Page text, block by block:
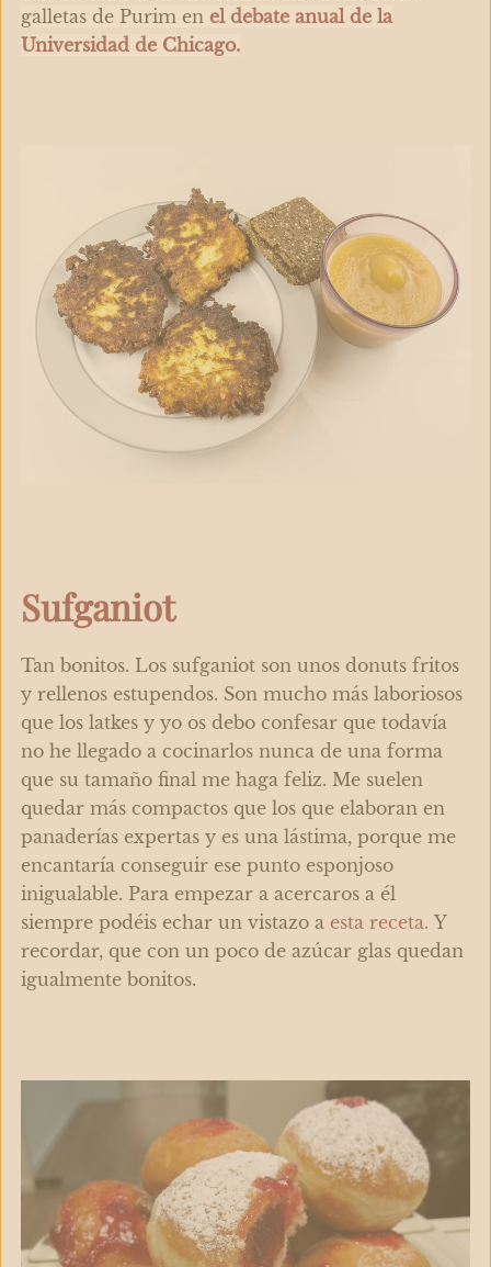
galletas de Purim en el debate anual de la
Universidad de Chicago.
Sufganiot
Tan bonitos. Los sufganiot son unos donuts fritos
y rellenos estupendos. Son mucho más laboriosos
que los latkes y yo os debo confesar que todavía
no he llegado a cocinarlos nunca de una forma
que su tamaño final me haga feliz. Me suelen
quedar más compactos que los que elaboran en
panaderías expertas y es una lástima, porque me
encantaría conseguir ese punto esponjoso
inigualable. Para empezar a acercaros a él
siempre podéis echar un vistazo a esta receta. Y
recordar, que con un poco de azúcar glas quedan
igualmente bonitos.